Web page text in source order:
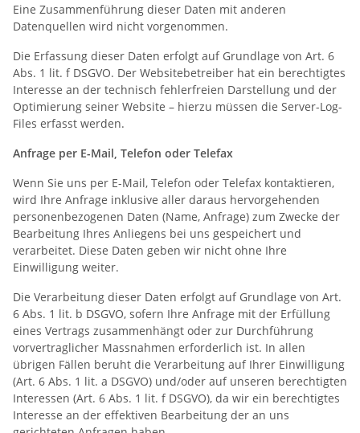
Eine Zusammenführung dieser Daten mit anderen
Datenquellen wird nicht vorgenommen.
Die Erfassung dieser Daten erfolgt auf Grundlage von Art. 6
Abs. 1 lit. f DSGVO. Der Websitebetreiber hat ein berechtigtes
Interesse an der technisch fehlerfreien Darstellung und der
Optimierung seiner Website – hierzu müssen die Server-Log-
Files erfasst werden.
Anfrage per E-Mail, Telefon oder Telefax
Wenn Sie uns per E-Mail, Telefon oder Telefax kontaktieren,
wird Ihre Anfrage inklusive aller daraus hervorgehenden
personenbezogenen Daten (Name, Anfrage) zum Zwecke der
Bearbeitung Ihres Anliegens bei uns gespeichert und
verarbeitet. Diese Daten geben wir nicht ohne Ihre
Einwilligung weiter.
Die Verarbeitung dieser Daten erfolgt auf Grundlage von Art.
6 Abs. 1 lit. b DSGVO, sofern Ihre Anfrage mit der Erfüllung
eines Vertrags zusammenhängt oder zur Durchführung
vorvertraglicher Massnahmen erforderlich ist. In allen
übrigen Fällen beruht die Verarbeitung auf Ihrer Einwilligung
(Art. 6 Abs. 1 lit. a DSGVO) und/oder auf unseren berechtigten
Interessen (Art. 6 Abs. 1 lit. f DSGVO), da wir ein berechtigtes
Interesse an der effektiven Bearbeitung der an uns